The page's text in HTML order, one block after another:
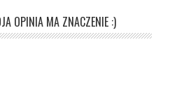
OPINIA MA ZNACZENIE :)